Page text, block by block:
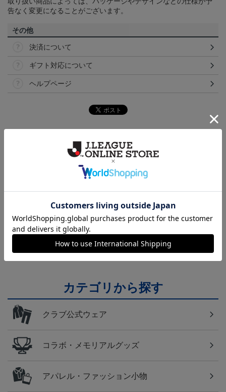
告なく変更になることがございます。
その他
決済について
ギフト対応について
ヘルプページ
送料無料の併せ買いにオススメ！どの選手が当たる
横浜FM
日常にもF・マリノスを！普段使いにオススメのアイ
テム！
カテゴリから探す
クラブ公式ウェア
コラボ・メモリアルグッズ
アパレル・ファッション小物